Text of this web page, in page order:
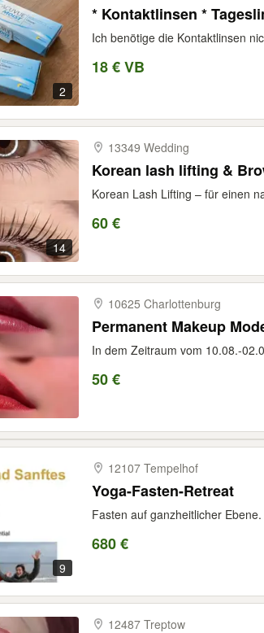
2
* Kontaktlinsen *
Ich benötige die Kontaktlinsen
18 € VB
14
13349 Wedding
Korean lash lifting &
Korean Lash Lifting – für einen
60 €
10625 Charlottenburg
Permanent Makeup
In dem Zeitraum vom 10.08.-
50 €
9
12107 Tempelhof
Yoga-Fasten-Retreat
Fasten auf ganzheitlicher
680 €
12487 Treptow